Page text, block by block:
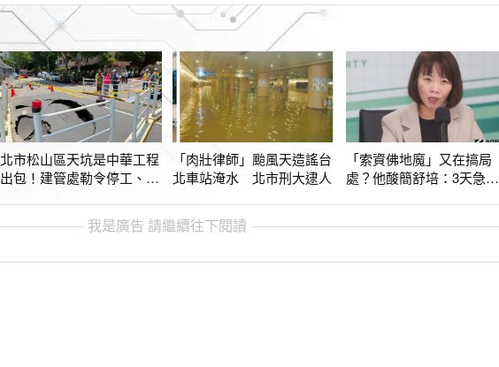
北市松山區天坑是中華工程
出包！建管處勒令停工、開
「肉壯律師」颱風天造謠台
北車站淹水 北市刑大逮人
「索資佛地魔」又在搞局
處？他酸簡舒培：3天急件
我是廣告 請繼續往下閱讀